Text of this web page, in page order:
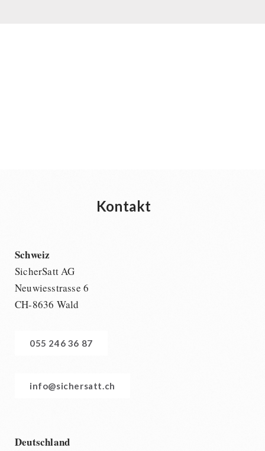
Kontakt
Schweiz
SicherSatt AG
Neuwiesstrasse 6
CH-8636 Wald
055 246 36 87
info@sichersatt.ch
Deutschland